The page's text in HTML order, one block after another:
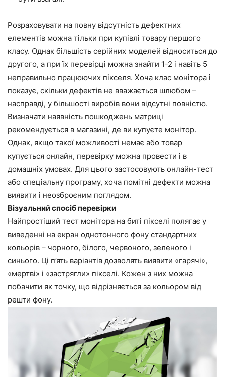
Розраховувати на повну відсутність дефектних
елементів можна тільки при купівлі товару першого
класу. Однак більшість серійних моделей відноситься до
другого, а при їх перевірці можна знайти 1-2 і навіть 5
неправильно працюючих пікселя. Хоча клас монітора і
показує, скільки дефектів не вважається шлюбом –
насправді, у більшості виробів вони відсутні повністю.
Визначати наявність пошкоджень матриці
рекомендується в магазині, де ви купуєте монітор.
Однак, якщо такої можливості немає або товар
купується онлайн, перевірку можна провести і в
домашніх умовах. Для цього застосовують онлайн-тест
або спеціальну програму, хоча помітні дефекти можна
виявити і неозброєним поглядом.
Візуальний спосіб перевірки
Найпростіший тест монітора на биті пікселі полягає у
виведенні на екран однотонного фону стандартних
кольорів – чорного, білого, червоного, зеленого і
синього. Ці п’ять варіантів дозволять виявити «гарячі»,
«мертві» і «застрягли» пікселі. Кожен з них можна
побачити як точку, що відрізняється за кольором від
решти фону.